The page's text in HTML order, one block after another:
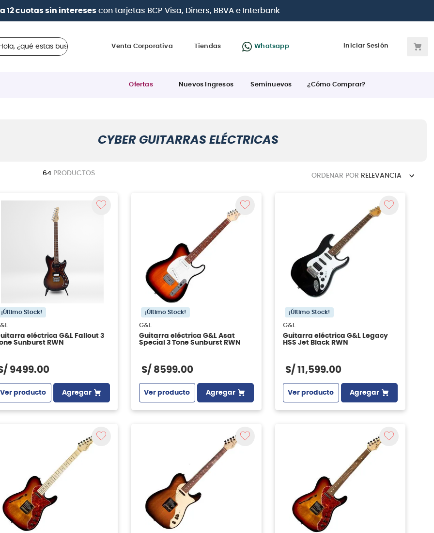
12 cuotas sin interesescon tarjetas BCP Visa, Diners, BBVA e Interbank
estas buscando?
Venta Corporativa Tiendas Whatsapp Iniciar Sesión
Ofertas Nuevos Ingresos Seminuevos ¿Cómo Comprar?
CYBER GUITARRAS ELÉCTRICAS
64 PRODUCTOS ORDENAR POR RELEVANCIA
¡Último Stock!
eléctrica G&L Fallout 3
Sunburst RWN
9499.00
Ver producto Agregar
¡Último Stock!
G&L
Guitarra eléctrica G&L Asat
Special 3 Tone Sunburst RWN
S/ 8599.00
Ver producto Agregar
¡Último Stock!
G&L
Guitarra eléctrica G&L Legacy
HSS Jet Black RWN
S/ 11 ,599.00
Ver producto Agregar